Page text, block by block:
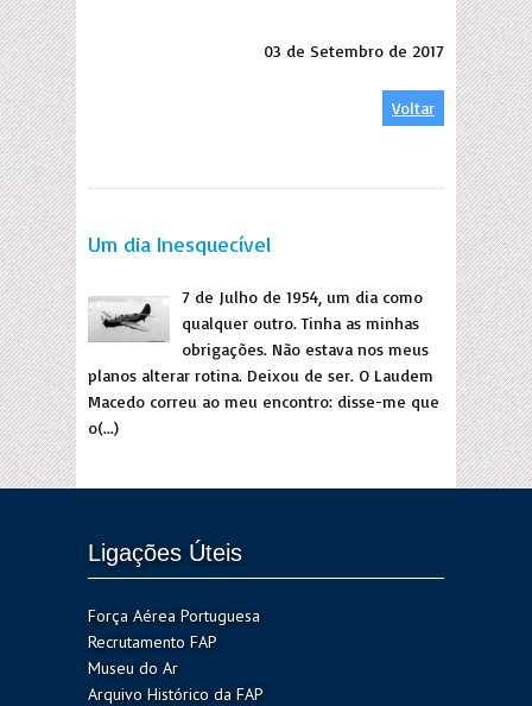
03 de Setembro de 2017
Voltar
Um dia Inesquecível
7 de Julho de 1954, um dia como
qualquer outro. Tinha as minhas
obrigações. Não estava nos meus
planos alterar rotina. Deixou de ser. O Laudem
Macedo correu ao meu encontro: disse-me que
o(...)
Ligações Úteis
Força Aérea Portuguesa
Recrutamento FAP
Museu do Ar
Arquivo Histórico da FAP